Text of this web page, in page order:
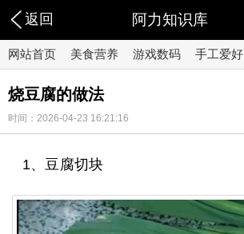
返回 阿力知识库
网站首页 美食营养 游戏数码 手工爱好
烧豆腐的做法
时间：2026-04-23 16:21:16
1、豆腐切块